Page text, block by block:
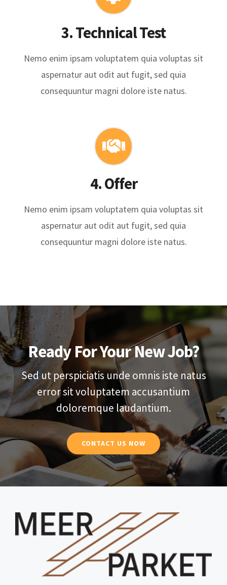
3. Technical Test
Nemo enim ipsam voluptatem quia voluptas sit
aspernatur aut odit aut fugit, sed quia
consequuntur magni dolore iste natus.
4. Offer
Nemo enim ipsam voluptatem quia voluptas sit
aspernatur aut odit aut fugit, sed quia
consequuntur magni dolore iste natus.
Ready For Your New Job?
Sed ut perspiciatis unde omnis iste natus
error sit voluptatem accusantium
doloremque laudantium.
CONTACT US NOW